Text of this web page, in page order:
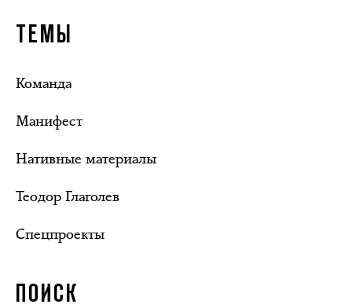
ТЕМЫ
Команда
Манифест
Нативные материалы
Теодор Глаголев
Спецпроекты
ПОИСК